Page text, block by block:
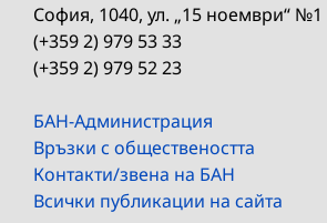
София, 1040, ул. „15 ноември“ №1
(+359 2) 979 53 33
(+359 2) 979 52 23
БАН-Администрация
Връзки с обществеността
Контакти/звена на БАН
Всички публикации на сайта